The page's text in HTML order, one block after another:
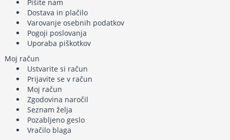
Pišite nam
Dostava in plačilo
Varovanje osebnih podatkov
Pogoji poslovanja
Uporaba piškotkov
Moj račun
Ustvarite si račun
Prijavite se v račun
Moj račun
Zgodovina naročil
Seznam želja
Pozabljeno geslo
Vračilo blaga